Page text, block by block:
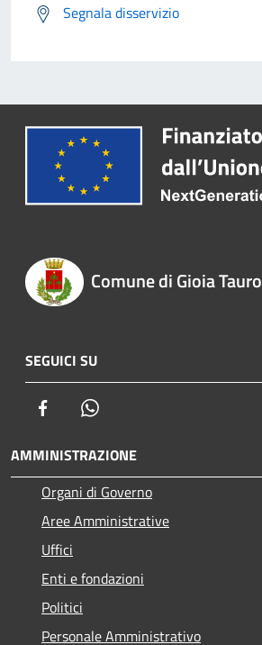
Segnala disservizio
Comune di Gioia Tauro
SEGUICI SU
Facebook
AMMINISTRAZIONE
Organi di Governo
Aree Amministrative
Uffici
Enti e fondazioni
Politici
Personale Amministrativo